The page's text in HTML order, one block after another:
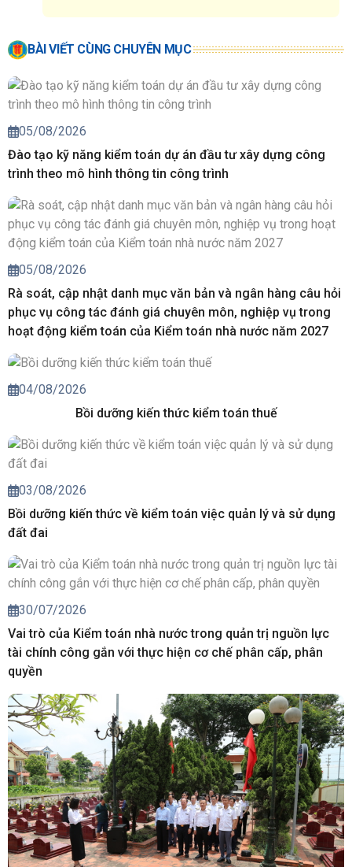
BÀI VIẾT CÙNG CHUYÊN MỤC
05/08/2026
Đào tạo kỹ năng kiểm toán dự án đầu tư xây dựng công
trình theo mô hình thông tin công trình
05/08/2026
Rà soát, cập nhật danh mục văn bản và ngân hàng câu hỏi
phục vụ công tác đánh giá chuyên môn, nghiệp vụ trong
hoạt động kiểm toán của Kiểm toán nhà nước năm 2027
04/08/2026
Bồi dưỡng kiến thức kiểm toán thuế
03/08/2026
Bồi dưỡng kiến thức về kiểm toán việc quản lý và sử dụng
đất đai
30/07/2026
Vai trò của Kiểm toán nhà nước trong quản trị nguồn lực
tài chính công gắn với thực hiện cơ chế phân cấp, phân
quyền